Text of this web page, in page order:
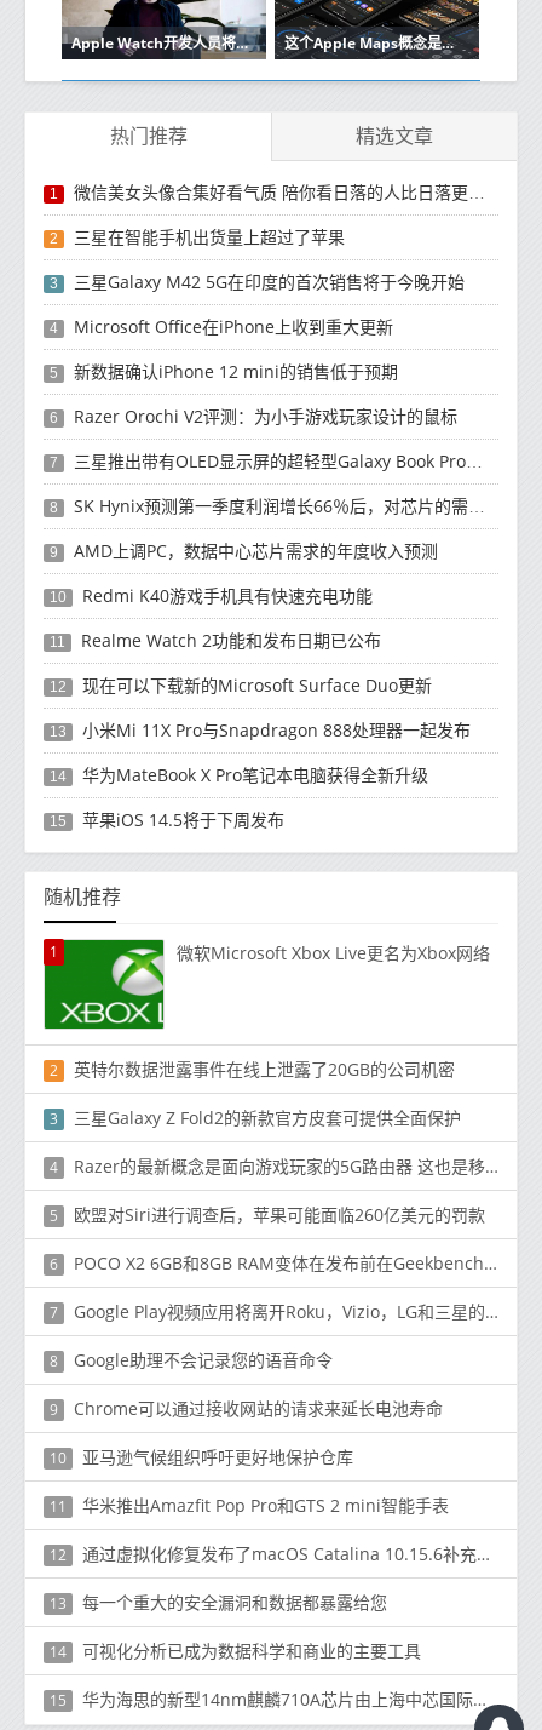
Apple Watch开发人员将本周末收益的100％捐赠给澳大利亚丛林大火 这个Apple Maps概念是我们所有人应得的导航应用程序
热门推荐 精选文章
1 微信美女头像合集好看气质 陪你看日落的人比日落更浪漫
2 三星在智能手机出货量上超过了苹果
3 三星Galaxy M42 5G在印度的首次销售将于今晚开始
4 Microsoft Office在iPhone上收到重大更新
5 新数据确认iPhone 12 mini的销售低于预期
6 Razer Orochi V2评测：为小手游戏玩家设计的鼠标
7 三星推出带有OLED显示屏的超轻型Galaxy Book Pro和Galaxy Book Pro 360笔记本电脑
8 SK Hynix预测第一季度利润增长66％后，对芯片的需求将增强
9 AMD上调PC，数据中心芯片需求的年度收入预测
10 Redmi K40游戏手机具有快速充电功能
11 Realme Watch 2功能和发布日期已公布
12 现在可以下载新的Microsoft Surface Duo更新
13 小米Mi 11X Pro与Snapdragon 888处理器一起发布
14 华为MateBook X Pro笔记本电脑获得全新升级
15 苹果iOS 14.5将于下周发布
随机推荐
1 微软Microsoft Xbox Live更名为Xbox网络
2 英特尔数据泄露事件在线上泄露了20GB的公司机密
3 三星Galaxy Z Fold2的新款官方皮套可提供全面保护
4 Razer的最新概念是面向游戏玩家的5G路由器 这也是移动热点
5 欧盟对Siri进行调查后，苹果可能面临260亿​​美元的罚款
6 POCO X2 6GB和8GB RAM变体在发布前在Geekbench上列出
7 Google Play视频应用将离开Roku，Vizio，LG和三星的电视平台
8 Google助理不会记录您的语音命令
9 Chrome可以通过接收网站的请求来延长电池寿命
10 亚马逊气候组织呼吁更好地保护仓库
11 华米推出Amazfit Pop Pro和GTS 2 mini智能手表
12 通过虚拟化修复发布了macOS Catalina 10.15.6补充更新
13 每一个重大的安全漏洞和数据都暴露给您
14 可视化分析已成为数据科学和商业的主要工具
15 华为海思的新型14nm麒麟710A芯片由上海中芯国际制造